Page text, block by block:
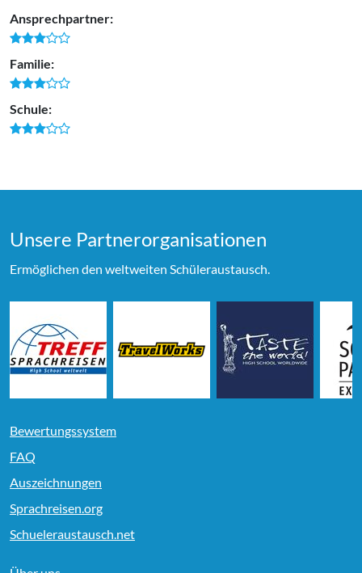
Ansprechpartner:
Familie:
Schule:
Unsere Partner­organi­sationen
Ermöglichen den weltweiten Schüleraustausch.
Bewertungssystem
FAQ
Auszeichnungen
Sprachreisen.org
Schueleraustausch.net